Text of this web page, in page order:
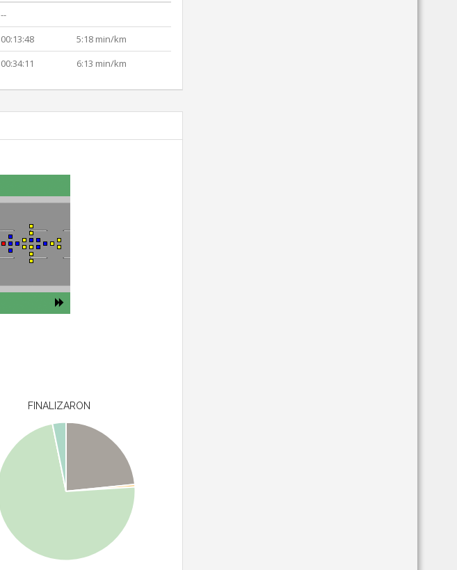
--
00:13:48
5:18 min/km
00:34:11 6:13 min/km
FINALIZARON